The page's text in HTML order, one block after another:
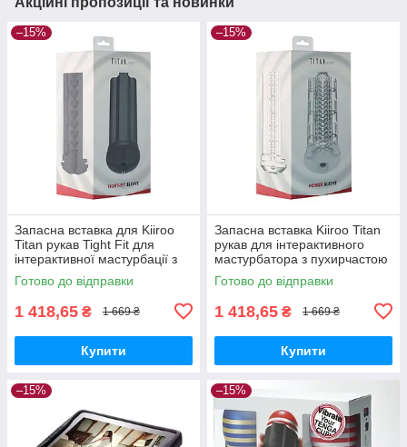
–15%
Запасна вставка для Kiiroo
Titan рукав Tight Fit для
інтерактивної мастурбації з
вузьким отвором
Готово до відправки
1 418,65 ₴ 1 669 ₴
Купити
–15%
Запасна вставка Kiiroo Titan
рукав для інтерактивного
мастурбатора з пухирчастою
текстурою
Готово до відправки
1 418,65 ₴ 1 669 ₴
Купити
–15% –15%